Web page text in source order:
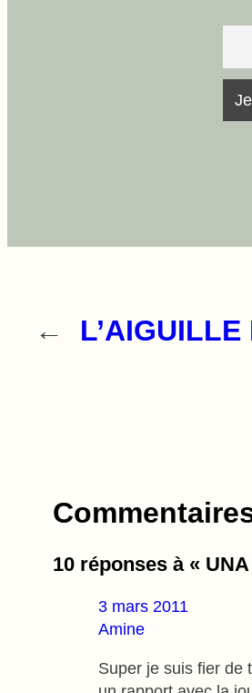
← L’AIGUILLE
10 réponses à «
3 mars 2011
Amine
Super je suis fier de